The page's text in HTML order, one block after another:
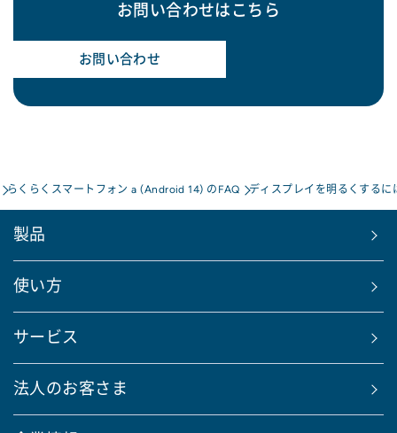
お問い合わせはこちら
お問い合わせ
らくらくスマートフォン a (Android 14) のFAQ ディスプレイを明るくするに
製品
使い方
サービス
法人のお客さま